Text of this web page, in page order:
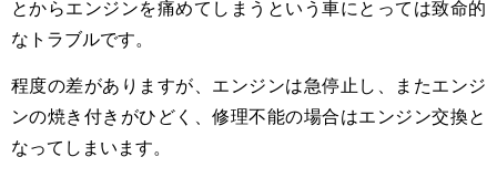
とからエンジンを痛めてしまうという車にとっては致命的
なトラブルです。
程度の差がありますが、エンジンは急停止し、またエンジ
ンの焼き付きがひどく、修理不能の場合はエンジン交換と
なってしまいます。